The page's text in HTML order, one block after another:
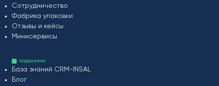
Сотрудничество
Фабрика упаковки
Отзывы и кейсы
Минисервисы
поддержка
База знаний CRM-INSAL
Блог